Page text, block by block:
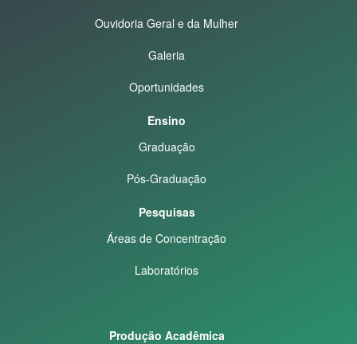
Ouvidoria Geral e da Mulher
Galeria
Oportunidades
Ensino
Graduação
Pós-Graduação
Pesquisas
Áreas de Concentração
Laboratórios
Produção Acadêmica